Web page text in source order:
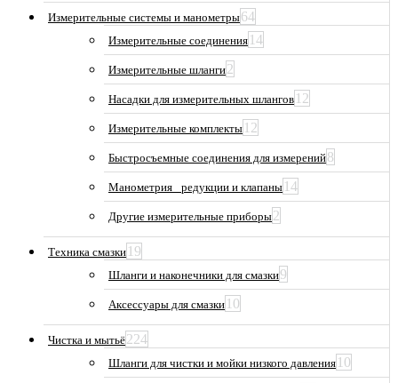
Измерительные системы и манометры64
Измерительные соединения 14
Измерительные шланги2
Насадки для измерительных шлангов 12
Измерительные комплекты 12
Быстросъемные соединения для измерений8
Манометрия_ редукции и клапаны 14
Другие измерительные приборы2
Техника смазки 19
Шланги и наконечники для смазки9
Аксессуары для смазки 10
Чистка и мытьё224
Шланги для чистки и мойки низкого давления 10